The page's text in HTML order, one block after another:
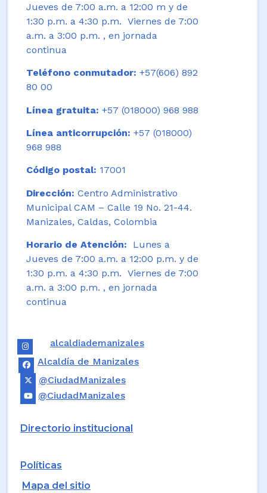
Jueves de 7:00 a.m. a 12:00 m y de
1:30 p.m. a 4:30 p.m. Viernes de 7:00
a.m. a 3:00 p.m. , en jornada
continua
Teléfono conmutador: +57(606) 892
80 00
Línea gratuita: +57 (018000) 968 988
Línea anticorrupción: +57 (018000)
968 988
Código postal: 17001
Dirección: Centro Administrativo
Municipal CAM – Calle 19 No. 21-44.
Manizales, Caldas, Colombia
Horario de Atención: Lunes a
Jueves de 7:00 a.m. a 12:00 p.m. y de
1:30 p.m. a 4:30 p.m. Viernes de 7:00
a.m. a 3:00 p.m. , en jornada
continua
alcaldiademanizales
Alcaldía de Manizales
@CiudadManizales
@CiudadManizales
Directorio institucional
Políticas
Mapa del sitio